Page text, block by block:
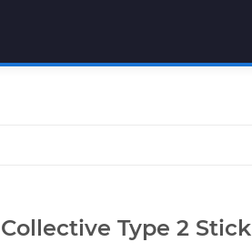
Collective Type 2 Stick